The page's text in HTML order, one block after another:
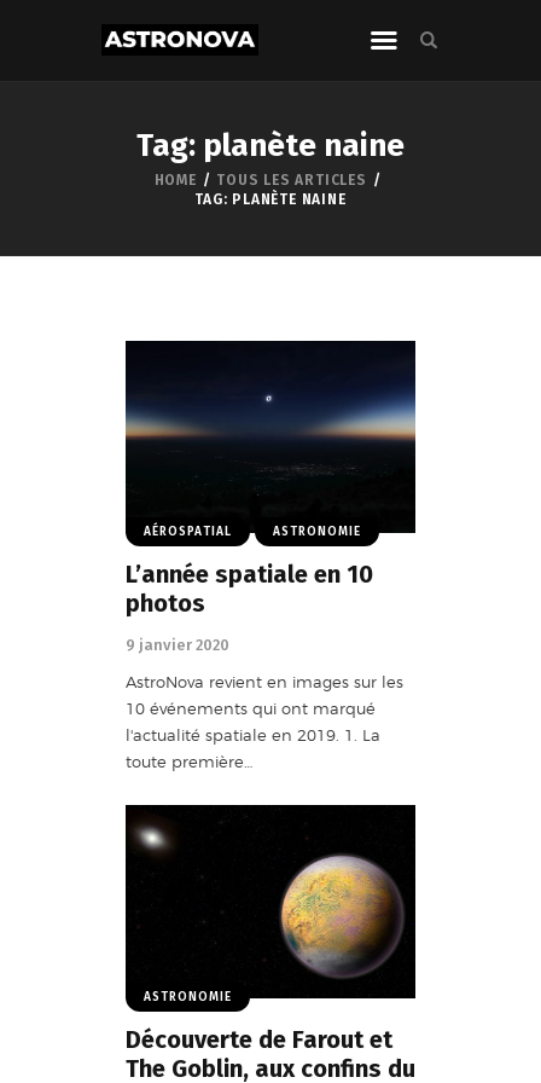
Tag: planète naine
HOME
TOUS LES ARTICLES
TAG: PLANÈTE NAINE
AÉROSPATIAL ASTRONOMIE
L’année spatiale en 10
photos
9 janvier 2020
AstroNova revient en images sur les
10 événements qui ont marqué
l'actualité spatiale en 2019. 1. La
toute première…
ASTRONOMIE
Découverte de Farout et
The Goblin, aux confins du